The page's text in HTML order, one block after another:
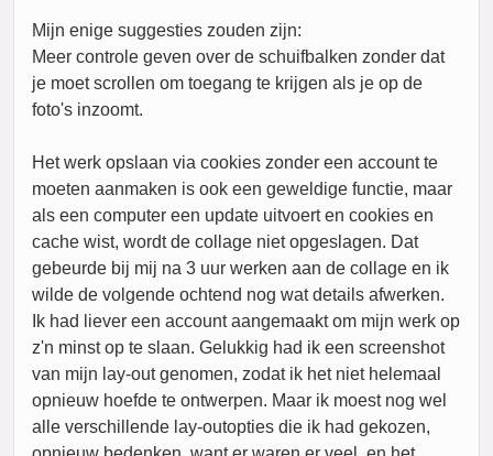
Mijn enige suggesties zouden zijn:
Meer controle geven over de schuifbalken zonder dat
je moet scrollen om toegang te krijgen als je op de
foto's inzoomt.
Het werk opslaan via cookies zonder een account te
moeten aanmaken is ook een geweldige functie, maar
als een computer een update uitvoert en cookies en
cache wist, wordt de collage niet opgeslagen. Dat
gebeurde bij mij na 3 uur werken aan de collage en ik
wilde de volgende ochtend nog wat details afwerken.
Ik had liever een account aangemaakt om mijn werk op
z'n minst op te slaan. Gelukkig had ik een screenshot
van mijn lay-out genomen, zodat ik het niet helemaal
opnieuw hoefde te ontwerpen. Maar ik moest nog wel
alle verschillende lay-outopties die ik had gekozen,